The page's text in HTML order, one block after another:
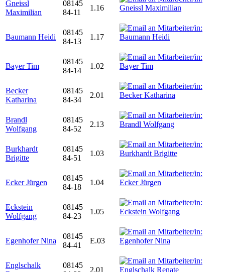
Gneissl
Maximilian
08145
84-11
1.16
Baumann Heidi
08145
84-13
1.17
Bayer Tim
08145
84-14
1.02
Becker
Katharina
08145
84-34
2.01
Brandl
Wolfgang
08145
84-52
2.13
Burkhardt
Brigitte
08145
84-51
1.03
Ecker Jürgen
08145
84-18
1.04
Eckstein
Wolfgang
08145
84-23
1.05
Egenhofer Nina
08145
84-41
E.03
Englschalk
08145
2.01